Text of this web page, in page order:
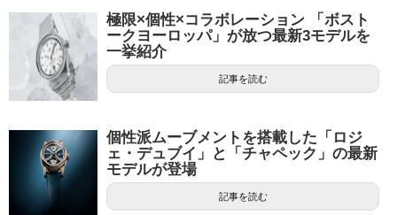
極限×個性×コラボレーション 「ボスト
ークヨーロッパ」が放つ最新3モデルを
一挙紹介
記事を読む
個性派ムーブメントを搭載した「ロジ
ェ・デュブイ」と「チャペック」の最新
モデルが登場
記事を読む